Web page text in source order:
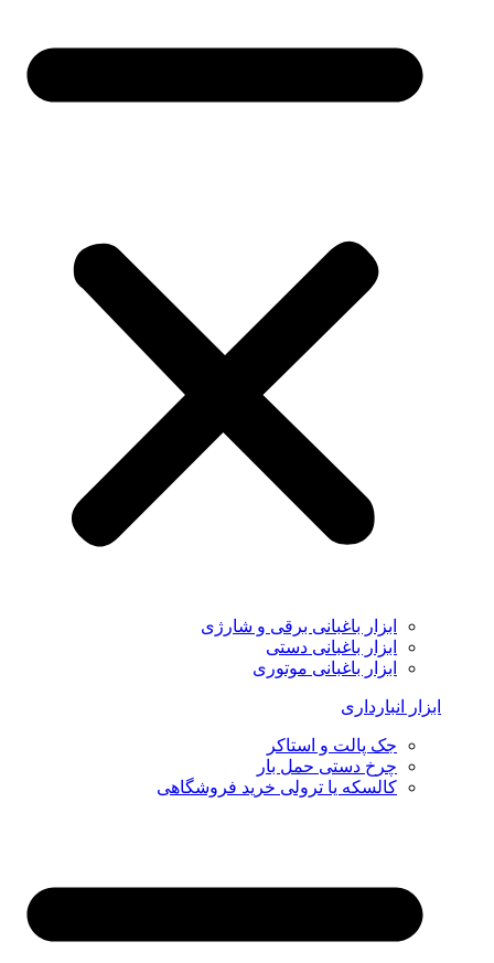
ابزار باغبانی برقی و شارژی
ابزار باغبانی دستی
ابزار باغبانی موتوری
ابزار انبارداری
جک پالت و استاکر
چرخ دستی حمل بار
کالسکه یا ترولی خرید فروشگاهی